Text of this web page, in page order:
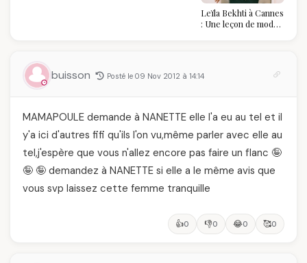
Leïla Bekhti à Cannes
: Une leçon de mode
buisson Posté le 09 Nov 2012 à 14:14
MAMAPOULE demande à NANETTE elle l'a eu au tel et il
y'a ici d'autres fifi qu'ils l'on vu,même parler avec elle au
tel,j'espère que vous n'allez encore pas faire un flanc 🤪
🤪 🤪 demandez à NANETTE si elle a le même avis que
vous svp laissez cette femme tranquille
👍0 👎0 😂0 🥰0